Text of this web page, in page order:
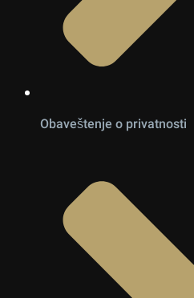
Obaveštenje o privatnosti